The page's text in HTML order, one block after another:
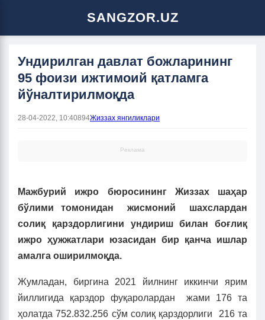
SANGZOR.UZ
Ундирилган давлат божларининг
95 фоизи ижтимоий қатламга
йўналтирилмоқда
28-04-2022, 10:40894Жиззах янгиликлари
Реклама
Мажбурий ижро бюросининг Жиззах шаҳар
бўлими томонидан жисмоний шахслардан
солиқ қарздорлигини ундириш билан боғлиқ
ижро ҳужжатлари юзасидан бир қанча ишлар
амалга оширилмоқда.
Жумладан, биргина 2021 йилнинг иккинчи ярим
йиллигида қарздор фуқаролардан жами 176 та
ҳолатда 752.832.256 сўм солиқ қарздорлиги 216 та